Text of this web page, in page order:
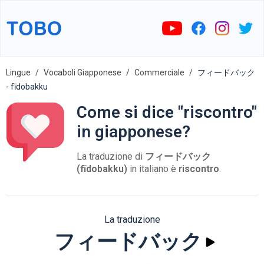
Lingue Vocaboli Giapponese Commerciale
フィードバック
- fīdobakku
Come si dice "riscontro"
in giapponese?
La traduzione di フィードバック
(fīdobakku) in italiano è riscontro.
La traduzione
フィードバック